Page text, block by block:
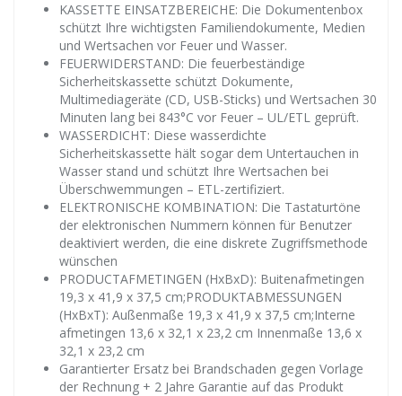
KASSETTE EINSATZBEREICHE: Die Dokumentenbox
schützt Ihre wichtigsten Familiendokumente, Medien
und Wertsachen vor Feuer und Wasser.
FEUERWIDERSTAND: Die feuerbeständige
Sicherheitskassette schützt Dokumente,
Multimediageräte (CD, USB-Sticks) und Wertsachen 30
Minuten lang bei 843°C vor Feuer – UL/ETL geprüft.
WASSERDICHT: Diese wasserdichte
Sicherheitskassette hält sogar dem Untertauchen in
Wasser stand und schützt Ihre Wertsachen bei
Überschwemmungen – ETL-zertifiziert.
ELEKTRONISCHE KOMBINATION: Die Tastaturtöne
der elektronischen Nummern können für Benutzer
deaktiviert werden, die eine diskrete Zugriffsmethode
wünschen
PRODUCTAFMETINGEN (HxBxD): Buitenafmetingen
19,3 x 41,9 x 37,5 cm;PRODUKTABMESSUNGEN
(HxBxT): Außenmaße 19,3 x 41,9 x 37,5 cm;Interne
afmetingen 13,6 x 32,1 x 23,2 cm Innenmaße 13,6 x
32,1 x 23,2 cm
Garantierter Ersatz bei Brandschaden gegen Vorlage
der Rechnung + 2 Jahre Garantie auf das Produkt